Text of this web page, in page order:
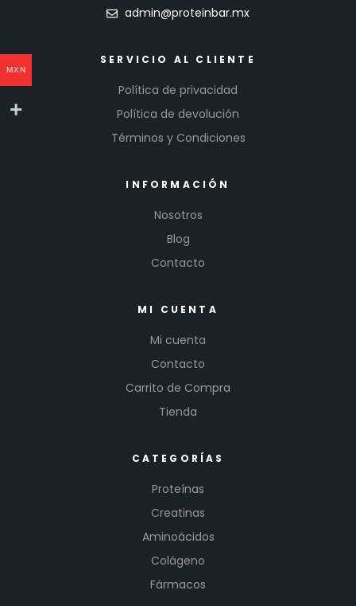
admin@proteinbar.mx
SERVICIO AL CLIENTE
Política de privacidad
Política de devolución
Términos y Condiciones
INFORMACIÓN
Nosotros
Blog
Contacto
MI CUENTA
Mi cuenta
Contacto
Carrito de Compra
Tienda
CATEGORÍAS
Proteínas
Creatinas
Aminoácidos
Colágeno
Fármacos
MXN